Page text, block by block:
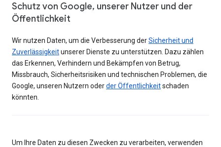
Schutz von Google, unserer Nutzer und der
Öffentlichkeit
Wir nutzen Daten, um die Verbesserung derSicherheit und
Zuverlässigkeitunserer Dienste zu unterstützen. Dazu zählen
das Erkennen, Verhindern und Bekämpfen von Betrug,
Missbrauch, Sicherheitsrisiken und technischen Problemen, die
Google, unseren Nutzern oderder Öffentlichkeitschaden
könnten.
Um Ihre Daten zu diesen Zwecken zu verarbeiten, verwenden